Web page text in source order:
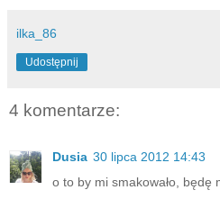
ilka_86
Udostępnij
4 komentarze:
Dusia 30 lipca 2012 14:43
o to by mi smakowało, będę